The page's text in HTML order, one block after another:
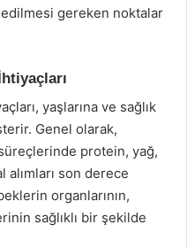
gereken noktalar
yaşlarına ve sağlık
Genel olarak,
protein, yağ,
son derece
organlarının,
sağlıklı bir şekilde